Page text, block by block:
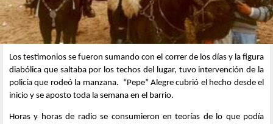
Los testimonios se fueron sumando con el correr de los días y la figura
diabólica que saltaba por los techos del lugar, tuvo intervención de la
policía que rodeó la manzana. “Pepe” Alegre cubrió el hecho desde el
inicio y se aposto toda la semana en el barrio.
Horas y horas de radio se consumieron en teorías de lo que podía